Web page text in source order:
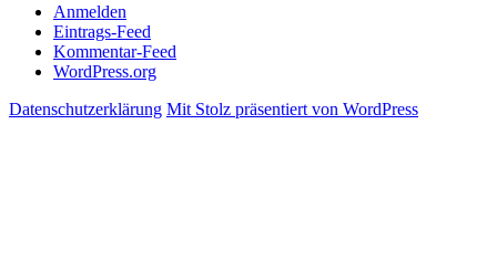
Anmelden
Eintrags-Feed
Kommentar-Feed
WordPress.org
Datenschutzerklärung Mit Stolz präsentiert von WordPress